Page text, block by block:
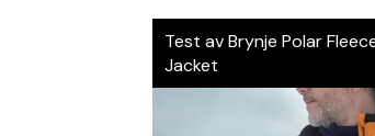
Test av Brynje Polar
Jacket